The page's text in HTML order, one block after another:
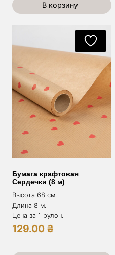
В корзину
Бумага крафтовая
Сердечки (8 м)
Высота 68 см.
Длина 8 м.
Цена за 1 рулон.
129.00 ₴